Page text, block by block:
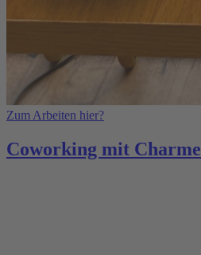
Zum Arbeiten hier?
Coworking mit Charme